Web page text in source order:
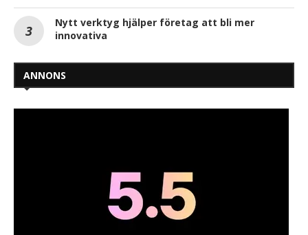
Nytt verktyg hjälper företag att bli mer
innovativa
ANNONS